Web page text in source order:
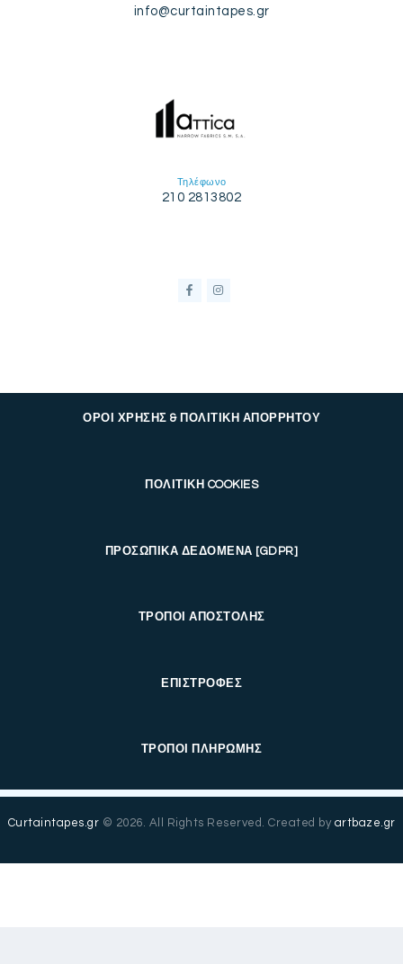
info@curtaintapes.gr
Τηλέφωνο
210 2813802
ΟΡΟΙ ΧΡΗΣΗΣ & ΠΟΛΙΤΙΚΗ ΑΠΟΡΡΗΤΟΥ
ΠΟΛΙΤΙΚΗ COOKIES
ΠΡΟΣΩΠΙΚΑ ΔΕΔΟΜΕΝΑ [GDPR]
ΤΡΟΠΟΙ ΑΠΟΣΤΟΛΗΣ
ΕΠΙΣΤΡΟΦΕΣ
ΤΡΟΠΟΙ ΠΛΗΡΩΜΗΣ
Curtaintapes.gr © 2026. All Rights Reserved. Created by artbaze.gr